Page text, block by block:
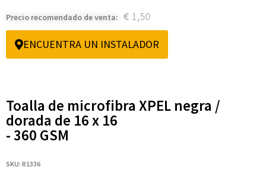
Precio recomendado de venta: 1,50
ENCUENTRA UN INSTALADOR
Toalla de microfibra XPEL negra /
dorada de 16 x 16
- 360 GSM
SKU: R1336